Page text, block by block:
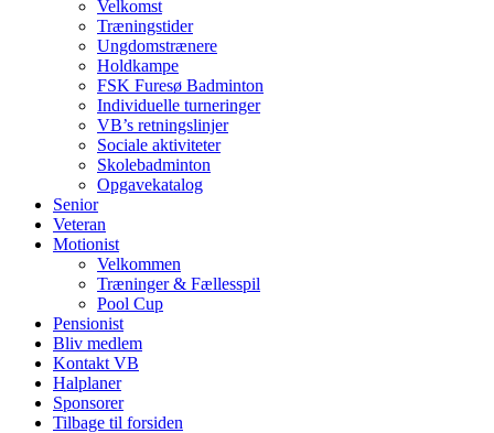
Velkomst
Træningstider
Ungdomstrænere
Holdkampe
FSK Furesø Badminton
Individuelle turneringer
VB’s retningslinjer
Sociale aktiviteter
Skolebadminton
Opgavekatalog
Senior
Veteran
Motionist
Velkommen
Træninger & Fællesspil
Pool Cup
Pensionist
Bliv medlem
Kontakt VB
Halplaner
Sponsorer
Tilbage til forsiden